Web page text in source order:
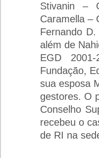
Stivanin –
Caramella –
Fernando
além de
EGD
Fundação,
sua esposa
gestores. O
Conselho
recebeu o
de RI na